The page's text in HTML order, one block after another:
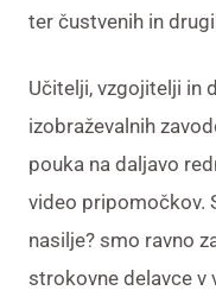
ter čustvenih in
Učitelji, vzgojitelji in
izobraževalnih
pouka na daljavo
video pripomočkov.
nasilje? smo ravno
strokovne delavce v